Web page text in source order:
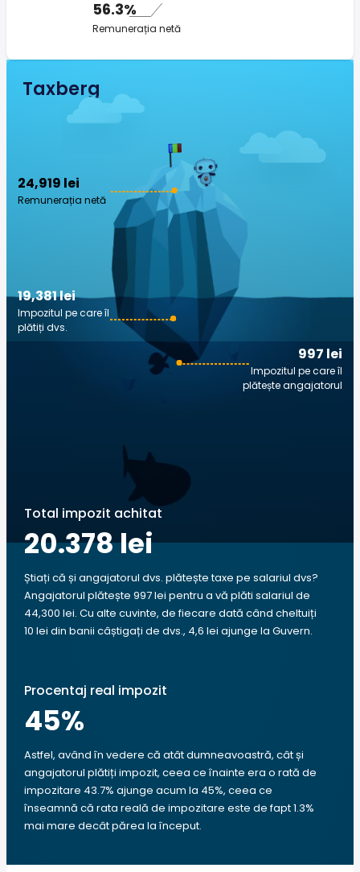
56.3%
Remunerația netă
Taxberg
24,919 lei
Remunerația netă
997 lei
Impozitul pe care îl
plătește angajatorul
19,381 lei
Impozitul pe care îl
plătiți dvs.
Total impozit achitat
20.378 lei
Știați că și angajatorul dvs. plătește taxe pe salariul dvs?
Angajatorul plătește 997 lei pentru a vă plăti salariul de
44,300 lei. Cu alte cuvinte, de fiecare dată când cheltuiți
10 lei din banii câștigați de dvs., 4,6 lei ajunge la Guvern.
Procentaj real impozit
45%
Astfel, având în vedere că atât dumneavoastră, cât și
angajatorul plătiți impozit, ceea ce înainte era o rată de
impozitare 43.7% ajunge acum la 45%, ceea ce
înseamnă că rata reală de impozitare este de fapt 1.3%
mai mare decât părea la început.